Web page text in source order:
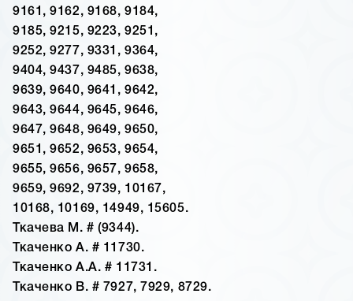
9161, 9162, 9168, 9184,
9185, 9215, 9223, 9251,
9252, 9277, 9331, 9364,
9404, 9437, 9485, 9638,
9639, 9640, 9641, 9642,
9643, 9644, 9645, 9646,
9647, 9648, 9649, 9650,
9651, 9652, 9653, 9654,
9655, 9656, 9657, 9658,
9659, 9692, 9739, 10167,
10168, 10169, 14949, 15605.
Ткачева М. # (9344).
Ткаченко А. # 11730.
Ткаченко А.А. # 11731.
Ткаченко В. # 7927, 7929, 8729.